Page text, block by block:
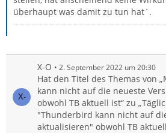
überhaupt was damit zu tun hat´.
X-O 2. September 2022 um 20:30
Hat den Titel des Themas von
kann nicht auf die neueste
obwohl TB aktuell ist“ zu
"Thunderbird kann nicht auf
aktualisieren" obwohl TB